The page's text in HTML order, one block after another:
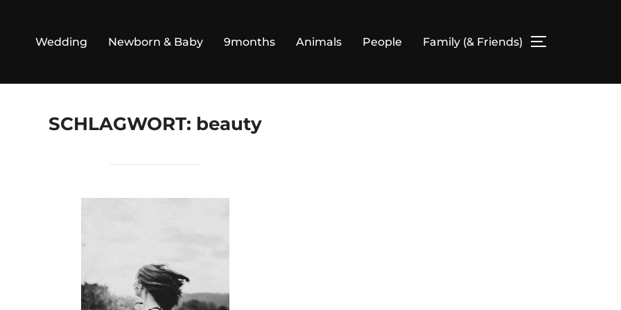
Wedding Newborn & Baby 9months Animals People Family (& Friends)
SCHLAGWORT: beauty